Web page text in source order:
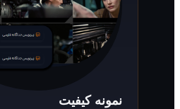
نمونه کیفیت